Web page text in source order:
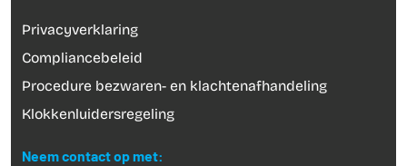
Privacyverklaring
Compliancebeleid
Procedure bezwaren- en klachtenafhandeling
Klokkenluidersregeling
Neem contact op met: